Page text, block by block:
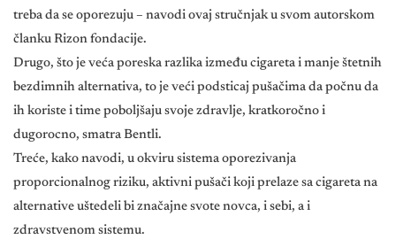
treba da se oporezuju – navodi ovaj stručnjak u svom autorskom
članku Rizon fondacije.
Drugo, što je veća poreska razlika između cigareta i manje štetnih
bezdimnih alternativa, to je veći podsticaj pušačima da počnu da
ih koriste i time poboljšaju svoje zdravlje, kratkoročno i
dugorocno, smatra Bentli.
Treće, kako navodi, u okviru sistema oporezivanja
proporcionalnog riziku, aktivni pušači koji prelaze sa cigareta na
alternative uštedeli bi značajne svote novca, i sebi, a i
zdravstvenom sistemu.